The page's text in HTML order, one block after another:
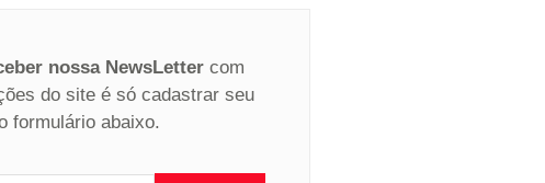
nossa NewsLetter com
do site é só cadastrar seu
formulário abaixo.